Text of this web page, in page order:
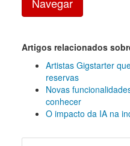
Artigos relacionados
Artistas Gigstarter
reservas
Novas
conhecer
O impacto da IA na